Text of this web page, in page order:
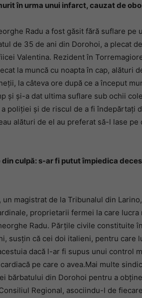
în urma unui infarct, cauzat de
Radu a fost găsit fără suflare pe
de 35 de ani din Dorohoi, a plecat
Valentina. Rezident în
la muncă cu noapta în cap, alături
la câteva ore după ce a început
și și-a dat ultima suflare sub ochii
poliției și de riscul de a fi îndepărtați
alături de el au preferat să-l lase
culpă: s-ar fi putut împiedica
un magistrat de la Tribunalul din
proprietarii fermei la care
Radu. Părțile civile constituite
susțin că cei doi italieni, pentru care
dacă l-ar fi supus unui control
pe care o avea.Mai multe
bărbatului din Dorohoi pentru a
Regional, asociindu-l de